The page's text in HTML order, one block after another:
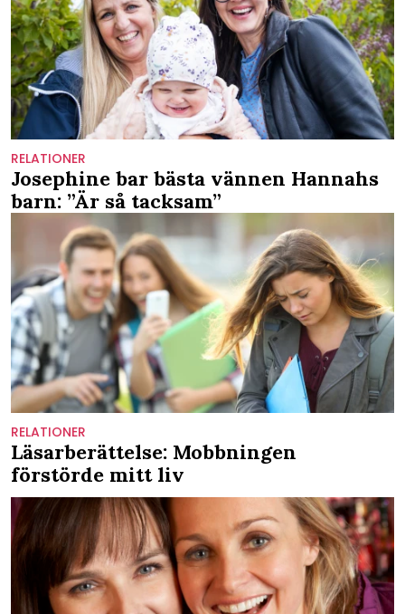
RELATIONER
Josephine bar bästa vännen Hannahs
barn: ”Är så tacksam”
RELATIONER
Läsarberättelse: Mobbningen
förstörde mitt liv